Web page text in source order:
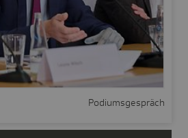
Podiumsgespräch